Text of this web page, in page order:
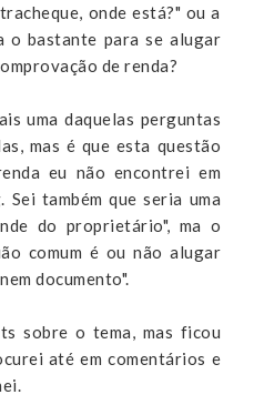
onde está?" ou a
o bastante para se alugar
de renda?
uma daquelas perguntas
mas é que esta questão
eu não encontrei em
Sei também que seria uma
do proprietário", ma o
comum é ou não alugar
documento".
sobre o tema, mas ficou
até em comentários e